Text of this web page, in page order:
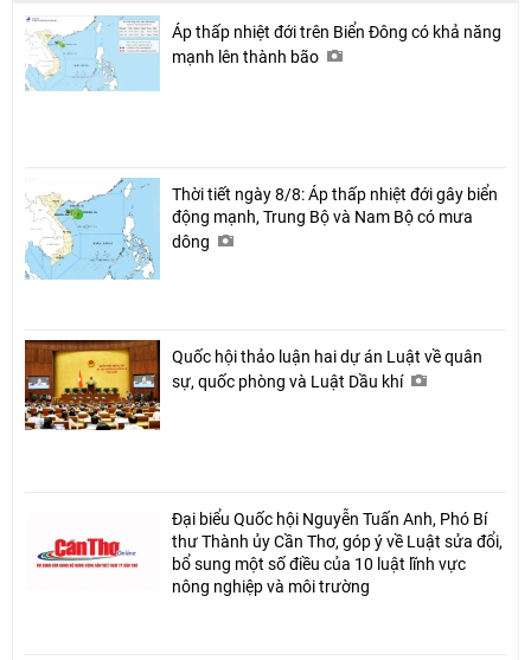
Áp thấp nhiệt đới trên Biển Đông có khả năng
mạnh lên thành bão
Thời tiết ngày 8/8: Áp thấp nhiệt đới gây biển
động mạnh, Trung Bộ và Nam Bộ có mưa
dông
Quốc hội thảo luận hai dự án Luật về quân
sự, quốc phòng và Luật Dầu khí
Đại biểu Quốc hội Nguyễn Tuấn Anh, Phó Bí
thư Thành ủy Cần Thơ, góp ý về Luật sửa đổi,
bổ sung một số điều của 10 luật lĩnh vực
nông nghiệp và môi trường